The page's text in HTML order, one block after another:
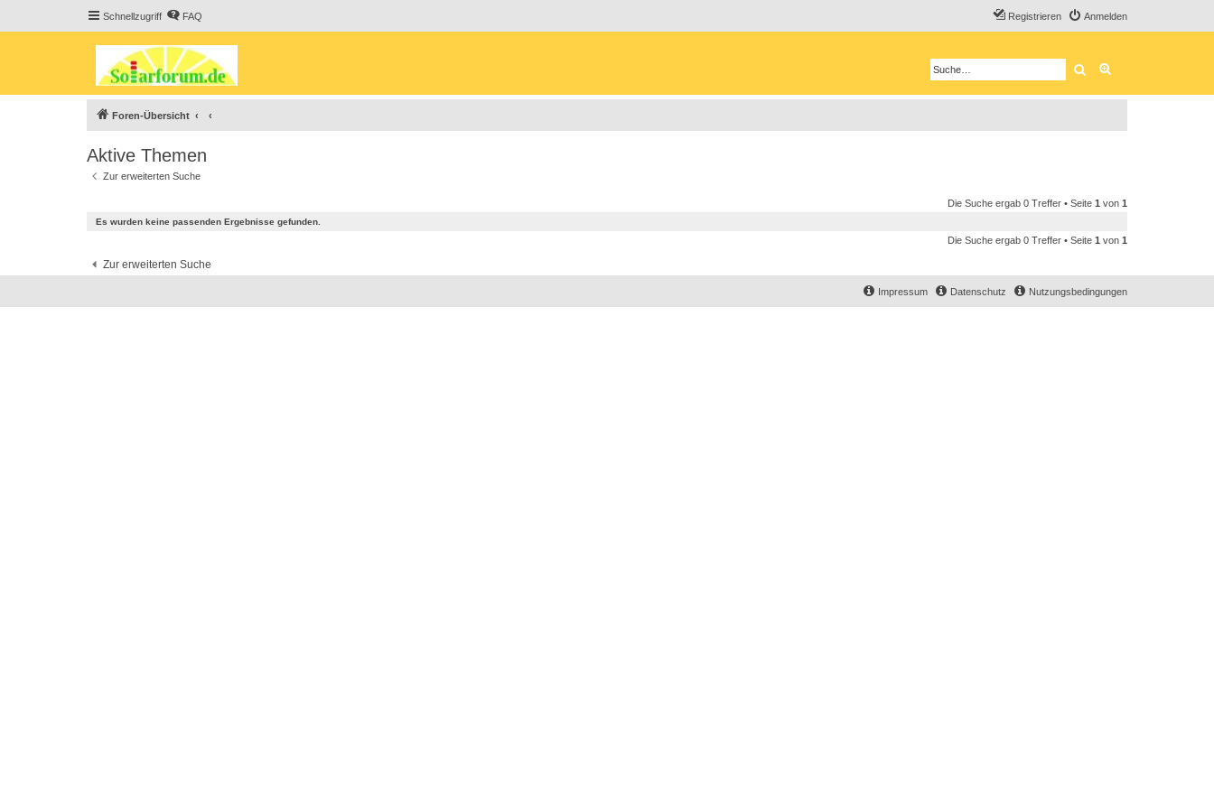
Schnellzugriff FAQ Anmelden
Registrieren
Suche
Foren-Übersicht
Aktive Themen
Zur erweiterten Suche
Die Suche ergab 0 Treffer • Seite 1 von 1
Es wurden keine passenden Ergebnisse gefunden.
Die Suche ergab 0 Treffer • Seite 1 von 1
Zur erweiterten Suche
Nutzungsbedingungen
Datenschutz
Impressum